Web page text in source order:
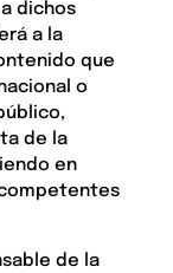
dichos
a la
que
o
de la
en
de la